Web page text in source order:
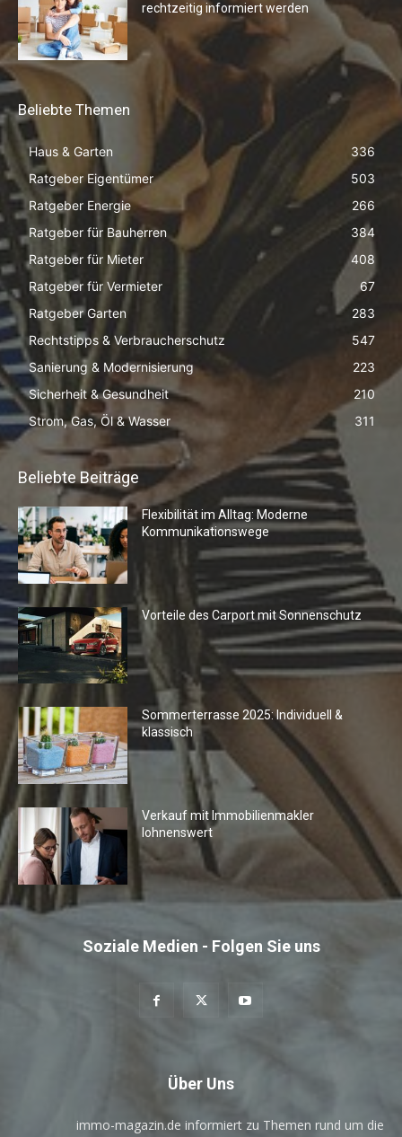
rechtzeitig informiert werden
Beliebte Themen
Haus & Garten
336
Ratgeber Eigentümer
503
Ratgeber Energie
266
Ratgeber für Bauherren
384
Ratgeber für Mieter
408
Ratgeber für Vermieter
67
Ratgeber Garten
283
Rechtstipps & Verbraucherschutz
547
Sanierung & Modernisierung
223
Sicherheit & Gesundheit
210
Strom, Gas, Öl & Wasser
311
Beliebte Beiträge
Flexibilität im Alltag: Moderne
Kommunikationswege
Vorteile des Carport mit Sonnenschutz
Sommerterrasse 2025: Individuell &
klassisch
Verkauf mit Immobilienmakler
lohnenswert
Soziale Medien - Folgen Sie uns
Über Uns
immo-magazin.de informiert zu Themen rund um die